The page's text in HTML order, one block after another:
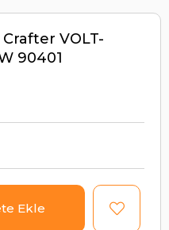
VOLT-
90401